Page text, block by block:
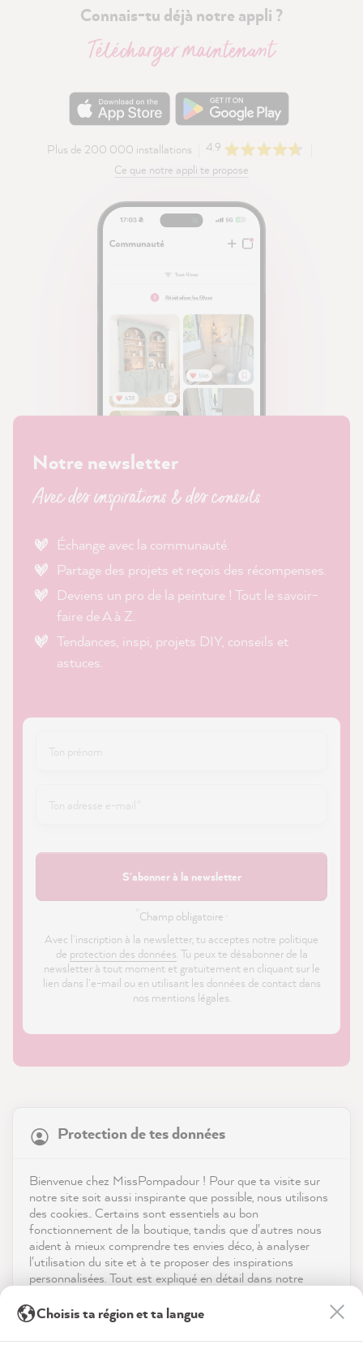
Connais-tu déjà notre appli ?
Télécharger maintenant
Plus de 200 000 installations
4.9
Ce que notre appli te propose
Notre newsletter
Avec des inspirations & des conseils
Échange avec la communauté.
Partage des projets et reçois des récompenses.
Deviens un pro de la peinture ! Tout le savoir-
faire de A à Z.
Tendances, inspi, projets DIY, conseils et
astuces.
S'abonner à la newsletter
Champ obligatoire ·
Avec l'inscription à la newsletter, tu acceptes notre politique
de protection des données. Tu peux te désabonner de la
newsletter à tout moment et gratuitement en cliquant sur le
lien dans l'e-mail ou en utilisant les données de contact dans
nos mentions légales.
Boutique
Service
Contact
Télécharger l'appli
Les médias sociaux
Protection de tes données
Bienvenue chez MissPompadour ! Pour que ta visite sur
notre site soit aussi inspirante que possible, nous utilisons
des cookies.. Certains sont essentiels au bon
fonctionnement de la boutique, tandis que d'autres nous
aident à mieux comprendre tes envies déco, à analyser
l'utilisation du site et à te proposer des inspirations
personnalisées. Tout est expliqué en détail dans notre
En cliquant sur « Tout accepter », tu nous autorises à
reviews-io
Client vérifié
MissPompadour Lila mit Heidelbeere - Der Alles
Choisis ta région et ta langue